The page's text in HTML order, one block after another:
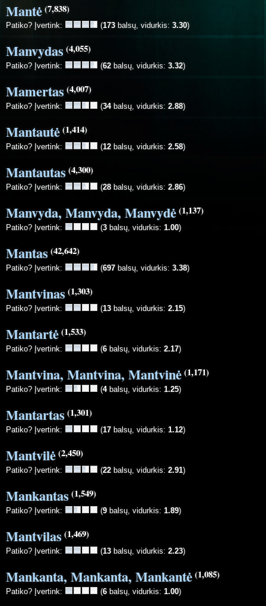
Mantė(7,838)
Patiko? Įvertink: (173 balsų, vidurkis: 3.30)
Manvydas (4,055)
Patiko? Įvertink: (62 balsų, vidurkis: 3.32)
Mamertas(4,007)
Patiko? Įvertink: (34balsų, vidurkis: 2.88)
Mantautė(1,414)
Patiko? Įvertink: (12 balsų, vidurkis: 2.58)
Mantautas(4,300)
Patiko? Įvertink: (28 balsų, vidurkis: 2.86)
Manvyda, Manvyda, Manvydė(1,137)
Patiko? Įvertink: (3 balsų, vidurkis: 1.00)
Mantas(42,642)
Patiko? Įvertink: (697 balsų, vidurkis: 3.38)
Mantvinas(1,303)
Patiko? Įvertink: (13 balsų, vidurkis: 2.15)
Mantartė(1,533)
Patiko? Įvertink: (6 balsų, vidurkis: 2.17)
Mantvina, Mantvina, Mantvinė(1,171)
Patiko? Įvertink: (4balsų, vidurkis: 1.25)
Mantartas(1,301)
Patiko? Įvertink: (17 balsų, vidurkis: 1.12)
Mantvilė(2,450)
Patiko? Įvertink: (22 balsų, vidurkis: 2.91)
Mankantas(1,549)
Patiko? Įvertink: (9 balsų, vidurkis: 1.89)
Mantvilas(1,469)
Patiko? Įvertink: (13 balsų, vidurkis: 2.23)
Mankanta, Mankanta, Mankantė(1,085)
Patiko? Įvertink: (6 balsų, vidurkis: 1.00)